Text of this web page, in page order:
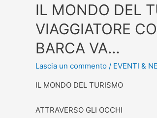
IL MONDO DEL
VIAGGIATORE
BARCA VA…
Lascia un commento / EVENTI &
IL MONDO DEL TURISMO
ATTRAVERSO GLI OCCHI